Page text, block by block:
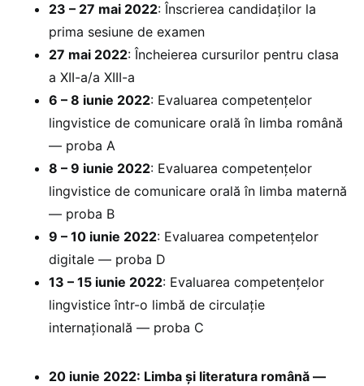
23 – 27 mai 2022: Înscrierea candidaților la
prima sesiune de examen
27 mai 2022: Încheierea cursurilor pentru clasa
a XII-a/a XIII-a
6 – 8 iunie 2022: Evaluarea competențelor
lingvistice de comunicare orală în limba română
— proba A
8 – 9 iunie 2022: Evaluarea competențelor
lingvistice de comunicare orală în limba maternă
— proba B
9 – 10 iunie 2022: Evaluarea competențelor
digitale — proba D
13 – 15 iunie 2022: Evaluarea competențelor
lingvistice într-o limbă de circulație
internațională — proba C
20 iunie 2022: Limba și literatura română —